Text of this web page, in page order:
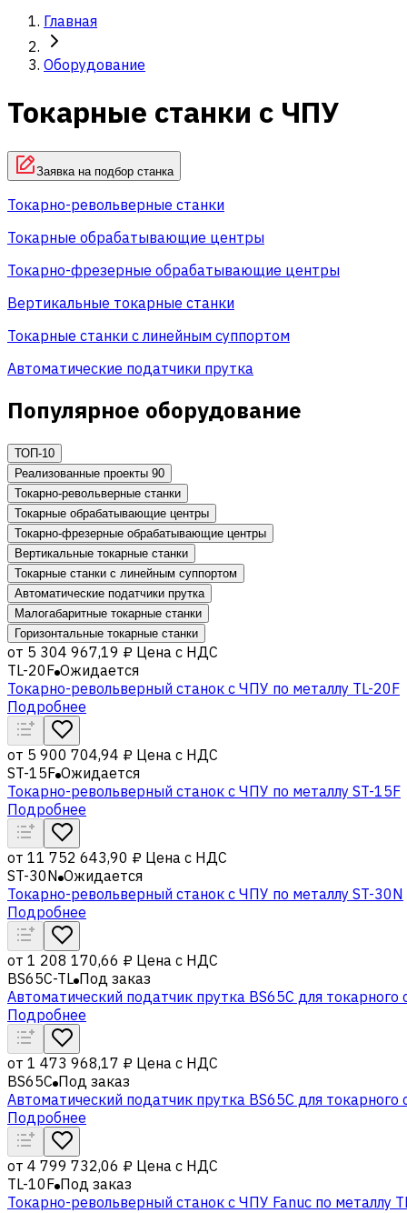
Главная
Оборудование
Токарные станки с ЧПУ
Заявка на подбор станка
Токарно-револьверные станки
Токарные обрабатывающие центры
Токарно-фрезерные обрабатывающие центры
Вертикальные токарные станки
Токарные станки с линейным суппортом
Автоматические податчики прутка
Популярное оборудование
ТОП-10
Реализованные проекты 90
Токарно-револьверные станки
Токарные обрабатывающие центры
Токарно-фрезерные обрабатывающие центры
Вертикальные токарные станки
Токарные станки с линейным суппортом
Автоматические податчики прутка
Малогабаритные токарные станки
Горизонтальные токарные станки
от 5 304 967,19 ₽ Цена с НДС
TL-20F Ожидается
Токарно-револьверный станок с ЧПУ по металлу TL-20F
Подробнее
от 5 900 704,94 ₽ Цена с НДС
ST-15F Ожидается
Токарно-револьверный станок с ЧПУ по металлу ST-15F
Подробнее
от 11 752 643,90 ₽ Цена с НДС
ST-30N Ожидается
Токарно-револьверный станок с ЧПУ по металлу ST-30N
Подробнее
от 1 208 170,66 ₽ Цена с НДС
BS65C-TL Под заказ
Автоматический податчик прутка BS65C для
Подробнее
от 1 473 968,17 ₽ Цена с НДС
BS65C Под заказ
Автоматический податчик прутка BS65C для
Подробнее
от 4 799 732,06 ₽ Цена с НДС
TL-10F Под заказ
Токарно-револьверный станок с ЧПУ Fanuc по металлу